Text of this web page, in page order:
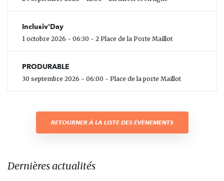
Inclusiv'Day
1 octobre 2026 - 06:30 - 2 Place de la Porte Maillot
PRODURABLE
30 septembre 2026 - 06:00 - Place de la porte Maillot
RETOURNER À LA LISTE DES ÉVÈNEMENTS
Dernières actualités